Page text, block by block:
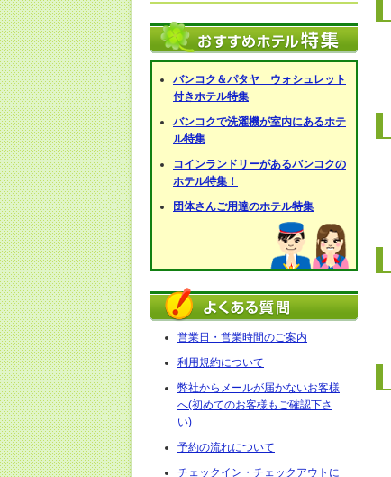
バンコク＆パタヤ ウォシュレット
付きホテル特集
バンコクで洗濯機が室内にあるホテ
ル特集
コインランドリーがあるバンコクの
ホテル特集！
団体さんご用達のホテル特集
営業日・営業時間のご案内
利用規約について
弊社からメールが届かないお客様
へ(初めてのお客様もご確認下さ
い)
予約の流れについて
チェックイン・チェックアウトに